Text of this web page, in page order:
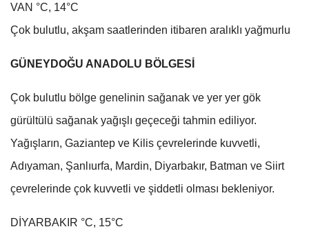
VAN °C, 14°C
Çok bulutlu, akşam saatlerinden itibaren aralıklı yağmurlu
GÜNEYDOĞU ANADOLU BÖLGESİ
Çok bulutlu bölge genelinin sağanak ve yer yer gök
gürültülü sağanak yağışlı geçeceği tahmin ediliyor.
Yağışların, Gaziantep ve Kilis çevrelerinde kuvvetli,
Adıyaman, Şanlıurfa, Mardin, Diyarbakır, Batman ve Siirt
çevrelerinde çok kuvvetli ve şiddetli olması bekleniyor.
DİYARBAKIR °C, 15°C